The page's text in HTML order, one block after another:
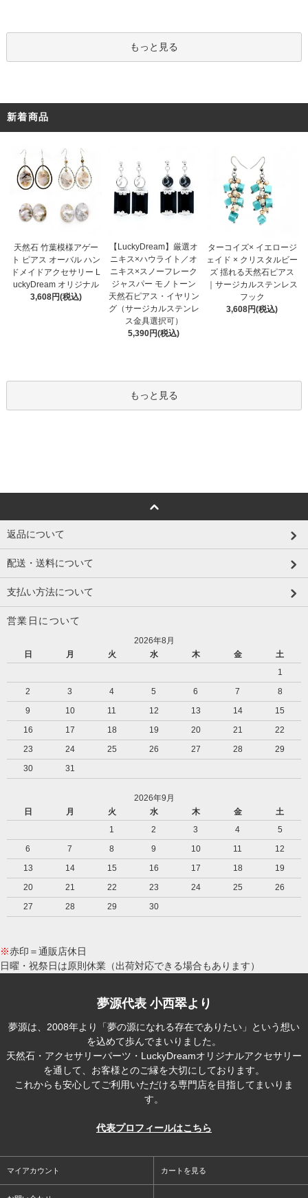
もっと見る
新着商品
天然石 竹葉模様アゲー
ト ピアス オーバル ハン
ドメイドアクセサリー L
uckyDream オリジナル
3,608円(税込)
【LuckyDream】厳選オ
ニキス×ハウライト／オ
ニキス×スノーフレーク
ジャスパー モノトーン
天然石ピアス・イヤリン
グ（サージカルステンレ
ス金具選択可）
5,390円(税込)
ターコイズ× イエロージ
ェイド × クリスタルビー
ズ 揺れる天然石ピアス
｜サージカルステンレス
フック
3,608円(税込)
もっと見る
返品について
配送・送料について
支払い方法について
営業日について
2026年8月
日
月 火 水 木 金
土
1
2
3 4 5 6 7
8
9
10 11 12 13 14
15
16
17 18 19 20 21
22
23
24 25 26 27 28
29
30
31
2026年9月
日
月 火 水 木 金
土
1
2 3 4
5
6
7 8 9 10 11
12
13
14 15 16 17 18
19
20
21 22 23 24 25
26
27
28 29 30
※赤印＝通販店休日
日曜・祝祭日は原則休業（出荷対応できる場合もあります）
夢源代表 小西翠より
夢源は、2008年より「夢の源になれる存在でありたい」という想い
を込めて歩んでまいりました。
天然石・アクセサリーパーツ・LuckyDreamオリジナルアクセサリー
を通して、お客様とのご縁を大切にしております。
これからも安心してご利用いただける専門店を目指してまいりま
す。
代表プロフィールはこちら
マイアカウント カートを見る